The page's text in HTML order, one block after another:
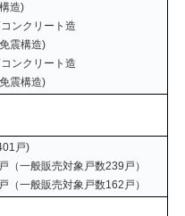
)
ンクリート造
造)
ンクリート造
造)
戸)
（一般販売対象戸数239戸）
（一般販売対象戸数162戸）